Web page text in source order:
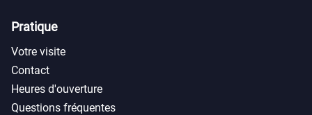
Pratique
Votre visite
Contact
Heures d'ouverture
Questions fréquentes